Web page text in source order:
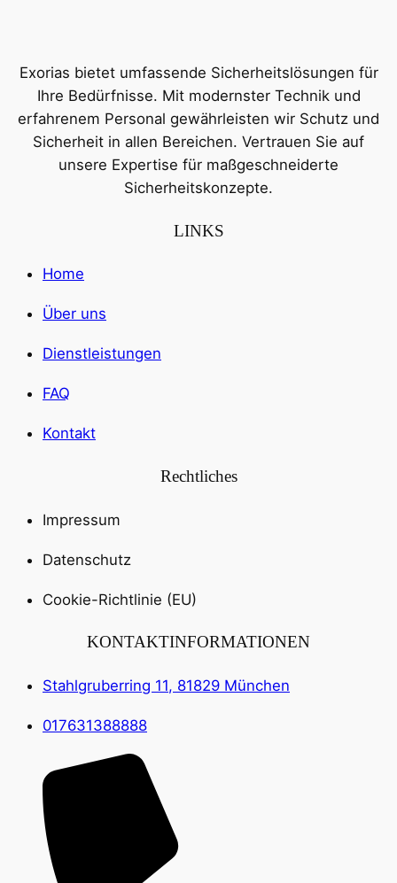
Exorias bietet umfassende Sicherheitslösungen für
Ihre Bedürfnisse. Mit modernster Technik und
erfahrenem Personal gewährleisten wir Schutz und
Sicherheit in allen Bereichen. Vertrauen Sie auf
unsere Expertise für maßgeschneiderte
Sicherheitskonzepte.
LINKS
Home
Über uns
Dienstleistungen
FAQ
Kontakt
Rechtliches
Impressum
Datenschutz
Cookie-Richtlinie (EU)
KONTAKTINFORMATIONEN
Stahlgruberring 11, 81829 München
017631388888